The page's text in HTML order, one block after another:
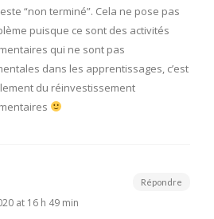
“non terminé”. Cela ne pose pas
puisque ce sont des activités
qui ne sont pas
dans les apprentissages, c’est
du réinvestissement
at 16 h 49 min
Répondre